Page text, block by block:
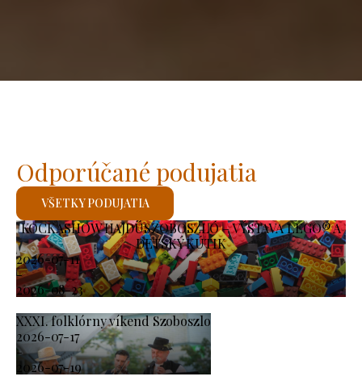
KOCKASHOW HAJDÚSZOBOSZLÓ – VÝSTAVA LEGO® A
DETSKÝ KÚTIK
2026-07-11
-
2026-08-23
XXXI. folklórny víkend Szoboszlo
2026-07-17
-
2026-07-19
Odporúčané podujatia
VŠETKY PODUJATIA